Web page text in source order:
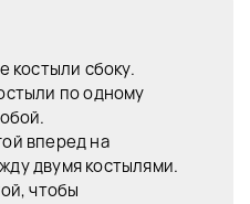
костыли сбоку.
по одному
вперед на
двумя костылями.
чтобы